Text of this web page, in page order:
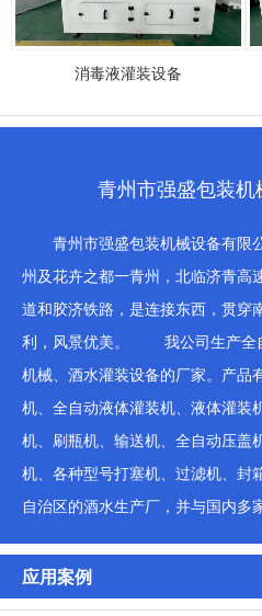
消毒液灌装设备
青州市强盛包装机
青州市强盛包装机械设备有限
州及花卉之都一青州，北临济青高
道和胶济铁路，是连接东西，贯穿
利，风景优美。 我公司生产全
机械、酒水灌装设备的厂家。产品
机、全自动液体灌装机、液体灌装
机、刷瓶机、输送机、全自动压盖
机、各种型号打塞机、过滤机、封
自治区的酒水生产厂，并与国内多
应用案例